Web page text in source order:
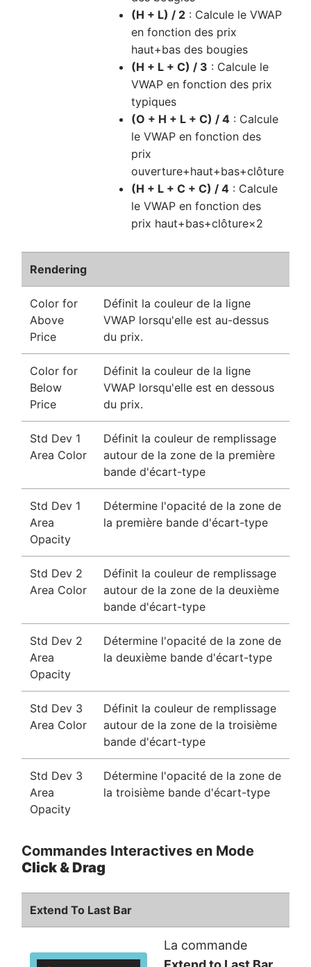
(H + L) / 2 : Calcule le VWAP
en fonction des prix
haut+bas des bougies
(H + L + C) / 3 : Calcule le
VWAP en fonction des prix
typiques
(O + H + L + C) / 4 : Calcule
le VWAP en fonction des
prix
ouverture+haut+bas+clôture
(H + L + C + C) / 4 : Calcule
le VWAP en fonction des
prix haut+bas+clôture×2
Rendering
Color for
Above
Price
Définit la couleur de la ligne
VWAP lorsqu'elle est au-dessus
du prix.
Color for
Below
Price
Définit la couleur de la ligne
VWAP lorsqu'elle est en dessous
du prix.
Std Dev 1
Area Color
Définit la couleur de remplissage
autour de la zone de la première
bande d'écart-type
Std Dev 1
Area
Opacity
Détermine l'opacité de la zone de
la première bande d'écart-type
Std Dev 2
Area Color
Définit la couleur de remplissage
autour de la zone de la deuxième
bande d'écart-type
Std Dev 2
Area
Opacity
Détermine l'opacité de la zone de
la deuxième bande d'écart-type
Std Dev 3
Area Color
Définit la couleur de remplissage
autour de la zone de la troisième
bande d'écart-type
Std Dev 3
Area
Opacity
Détermine l'opacité de la zone de
la troisième bande d'écart-type
Commandes Interactives en Mode
Click & Drag
Extend To Last Bar
La commande